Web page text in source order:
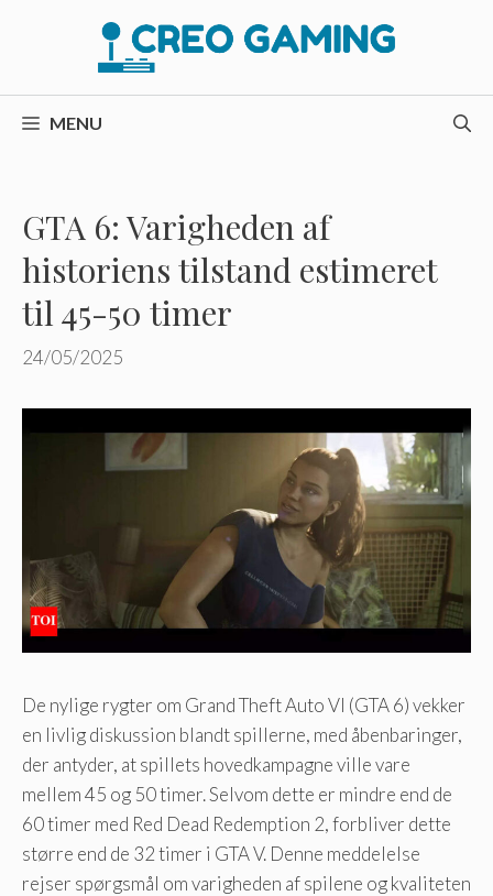
MENU
GTA 6: Varigheden af ​​
historiens tilstand estimeret
til 45-50 timer
24/05/2025
De nylige rygter om Grand Theft Auto VI (GTA 6) vekker
en livlig diskussion blandt spillerne, med åbenbaringer,
der antyder, at spillets hovedkampagne ville vare
mellem 45 og 50 timer. Selvom dette er mindre end de
60 timer med Red Dead Redemption 2, forbliver dette
større end de 32 timer i GTA V. Denne meddelelse
rejser spørgsmål om varigheden af ​​spilene og kvaliteten